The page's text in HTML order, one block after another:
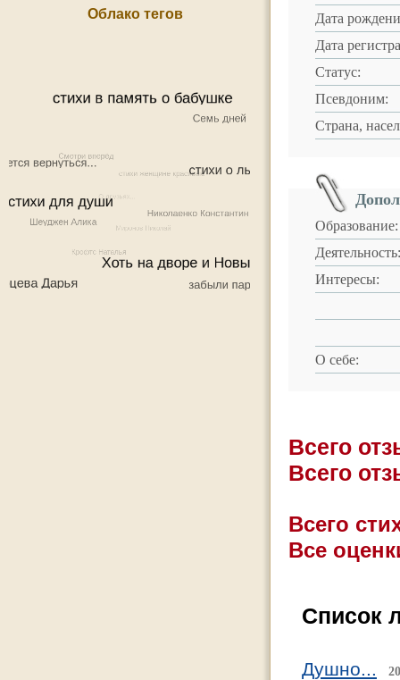
Облако тегов
Дата
Дата
Статус:
Псевдоним:
Страна,
Образование:
Деятельность:
Интересы:
О себе:
Всего
Всего
Всего
Все
Список
Душно...